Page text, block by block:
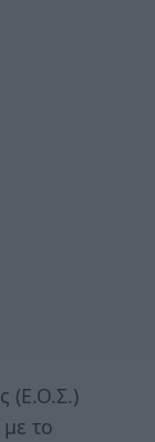
(Ε.Ο.Σ.)
το